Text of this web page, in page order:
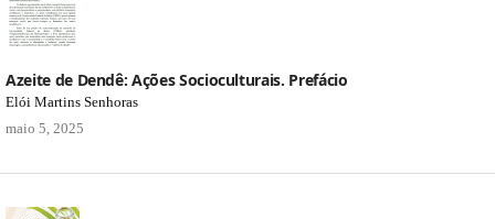
Azeite de Dendê: Ações Socioculturais. Prefácio
Elói Martins Senhoras
maio 5, 2025